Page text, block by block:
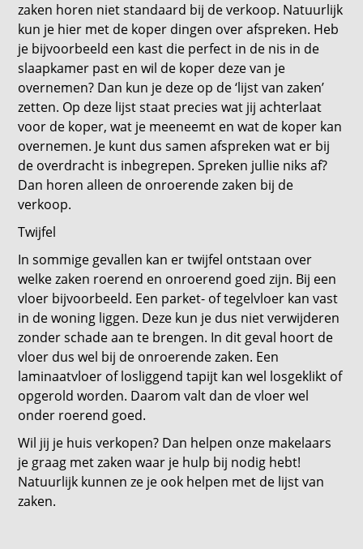
zaken horen niet standaard bij de verkoop. Natuurlijk
kun je hier met de koper dingen over afspreken. Heb
je bijvoorbeeld een kast die perfect in de nis in de
slaapkamer past en wil de koper deze van je
overnemen? Dan kun je deze op de ‘lijst van zaken’
zetten. Op deze lijst staat precies wat jij achterlaat
voor de koper, wat je meeneemt en wat de koper kan
overnemen. Je kunt dus samen afspreken wat er bij
de overdracht is inbegrepen. Spreken jullie niks af?
Dan horen alleen de onroerende zaken bij de
verkoop.
Twijfel
In sommige gevallen kan er twijfel ontstaan over
welke zaken roerend en onroerend goed zijn. Bij een
vloer bijvoorbeeld. Een parket- of tegelvloer kan vast
in de woning liggen. Deze kun je dus niet verwijderen
zonder schade aan te brengen. In dit geval hoort de
vloer dus wel bij de onroerende zaken. Een
laminaatvloer of losliggend tapijt kan wel losgeklikt of
opgerold worden. Daarom valt dan de vloer wel
onder roerend goed.
Wil jij je huis verkopen? Dan helpen onze makelaars
je graag met zaken waar je hulp bij nodig hebt!
Natuurlijk kunnen ze je ook helpen met de lijst van
zaken.